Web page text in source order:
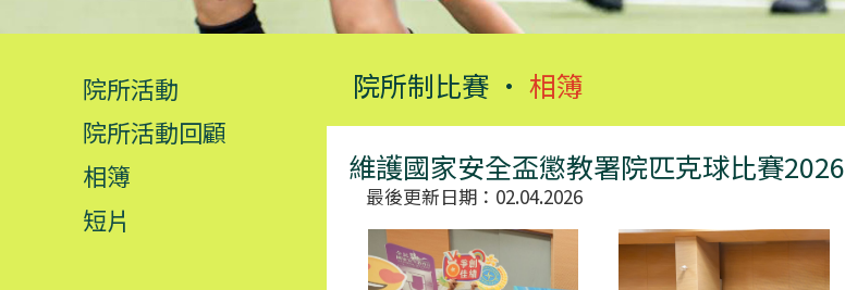
院所活動
院所活動回顧
相簿
短片
院所制比賽 • 相簿
維護國家安全盃懲教署院匹克球比賽2026
最後更新日期：02.04.2026